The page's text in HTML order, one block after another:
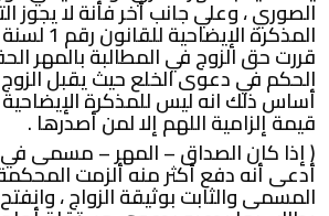
الصوري ، وعلي جانب أخر فأنة لا يجوز
قررت حق الزوج في المطالبة بالمهر
الحكم في دعوى الخلع حيث يقبل
أساس ذلك انه ليس للمذكرة
قيمة إلزامية اللهم إلا لمن أصدرها .
( إذا كان الصداق – المهر – مسمى في
أدعى أنه دفع أكثر منه ألزمت المحكمة
المسمى والثابت بوثيقة الزواج ،